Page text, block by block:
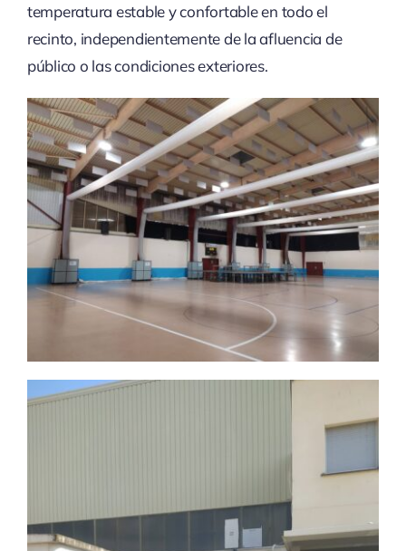
temperatura estable y confortable en todo el
recinto, independientemente de la afluencia de
público o las condiciones exteriores.